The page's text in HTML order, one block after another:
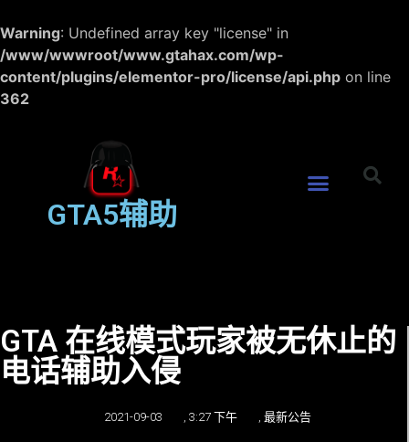
Warning: Undefined array key "license" in
/www/wwwroot/www.gtahax.com/wp-
content/plugins/elementor-pro/license/api.php on line
362
GTA5辅助
GTA 在线模式玩家被无休止的
电话辅助入侵
2021-09-03 3:27 下午 最新公告